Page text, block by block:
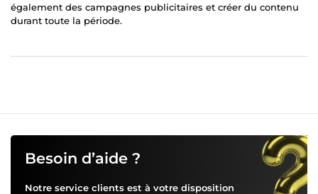
également des campagnes publicitaires et créer du contenu
durant toute la période.
Besoin d’aide ?
Notre service clients est à votre disposition